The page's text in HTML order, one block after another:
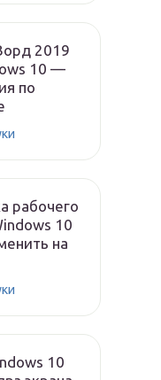
2019
10 —
по
рабочего
10
на
10